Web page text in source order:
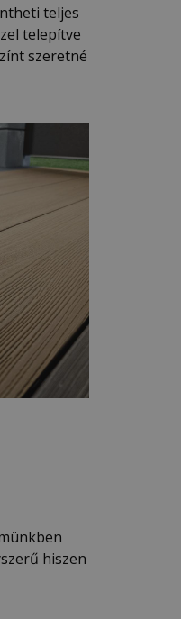
teljes
telepítve
szeretné
hiszen